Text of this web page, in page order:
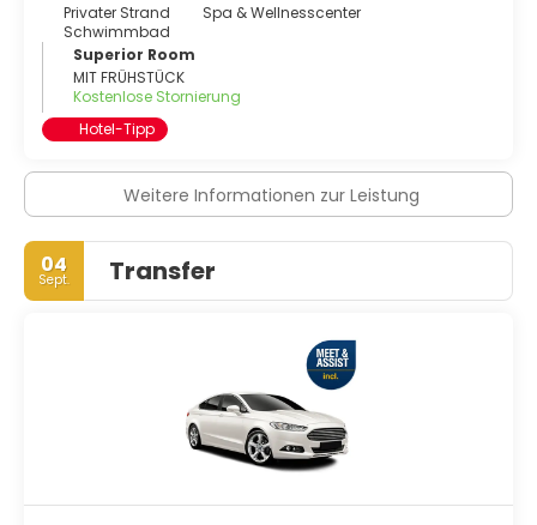
Privater Strand
Spa & Wellnesscenter
Schwimmbad
Superior Room
MIT FRÜHSTÜCK
Kostenlose Stornierung
Hotel-Tipp
Weitere Informationen zur Leistung
04
Sept. Transfer